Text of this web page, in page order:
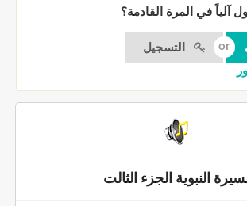
آلياً في المرة القادمة؟
التسجيل
النبوية الجزء الثالت